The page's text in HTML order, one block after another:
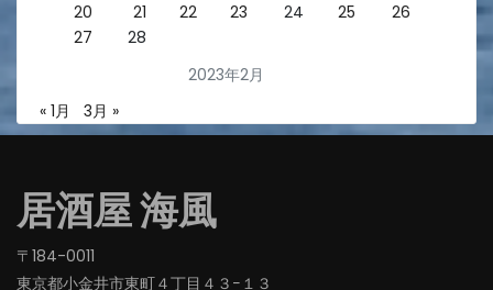
2023年2月
20
21 22 23 24 25
26
27
28
« 1月 3月 »
居酒屋 海風
〒184-0011
東京都小金井市東町４丁目４３−１３